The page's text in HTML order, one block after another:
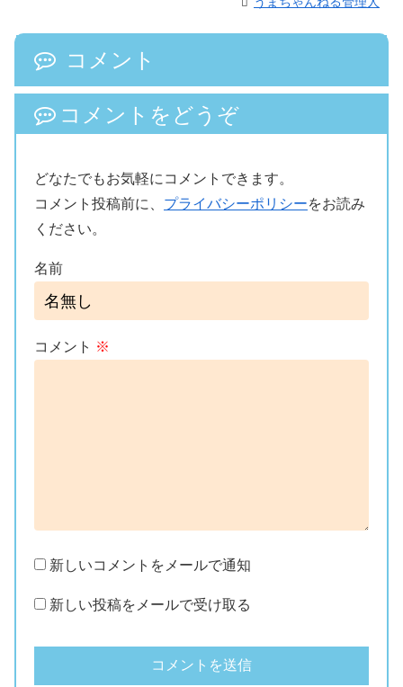
コメント
コメントをどうぞ
どなたでもお気軽にコメントできます。
コメント投稿前に、 プライバシーポリシーをお読み
ください。
名前
コメント ※
新しいコメントをメールで通知
新しい投稿をメールで受け取る